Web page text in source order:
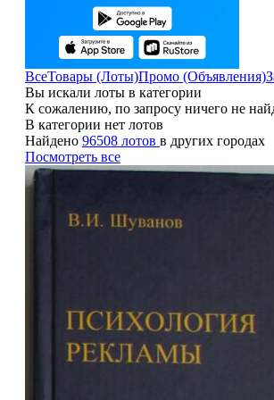
ВсеТовары (Лоты)Промо (Объявления)
Вы искали лоты в категории
К сожалению, по запросу ничего не
В категории нет лотов
Найдено 96508 лотов в других городах
Посмотреть все